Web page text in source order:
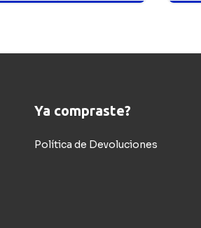
Ya compraste?
Política de Devoluciones